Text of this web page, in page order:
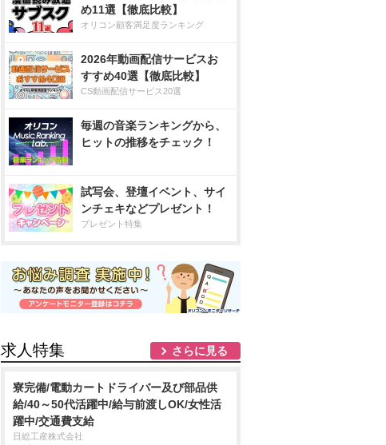
め11選【徹底比較】
オリコン顧客満足度ランキング
2026年動画配信サービスお
すすめ40選【徹底比較】
CS動画配信サービス20選
毎週の音楽ランキングから、
ヒットの推移をチェック！
試写会、登壇イベント、サイ
ンチェキなどプレゼント！
プレゼント特集
求人特集 さらに見る
寮完備/電動カートドライバー及び部品供
給/40～50代活躍中/給与前渡しOK/女性活
躍中/交通費支給
日総工産株式会社